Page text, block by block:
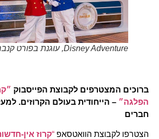
Disney Adventure, עוגנת בפורט קנברל. דיסני קרוז ליין
ברוכים המצטרפים לקבוצת הפייסבוק
הפלגה״
חברים
הצטרפו לקבוצת הוואטסאפ“קרוז אין-חדשות